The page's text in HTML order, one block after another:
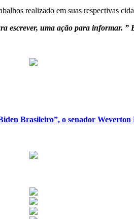
realizado em suas respectivas
escrever, uma ação para informar. ”
Brasileiro”, o senador Weverton